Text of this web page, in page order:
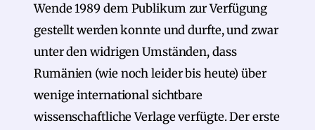
Wende 1989 dem Publikum zur Verfügung
gestellt werden konnte und durfte, und zwar
unter den widrigen Umständen, dass
Rumänien (wie noch leider bis heute) über
wenige international sichtbare
wissenschaftliche Verlage verfügte. Der erste